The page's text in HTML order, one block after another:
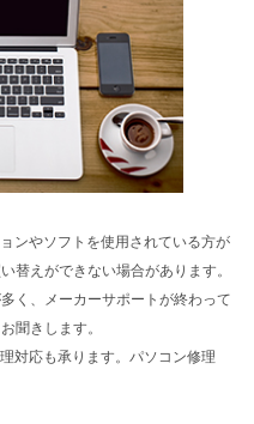
ンやソフトを使用されている方が
替えができない場合があります。
く、メーカーサポートが終わって
聞きします。
対応も承ります。パソコン修理